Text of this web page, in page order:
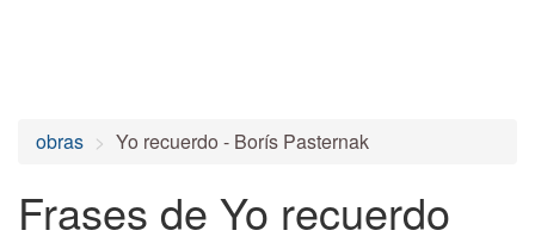
obras Yo recuerdo - Borís Pasternak
Frases de Yo recuerdo